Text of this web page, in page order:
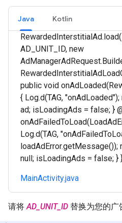
Java Kotlin
AD_UNIT_ID, new
public void
{ Log.d(TAG,
ad; isLoadingAds = false; }
Log.d(TAG,
null; isLoadingAds = false; }
MainActivity.java
请将AD_UNIT_ID 替换为您的广